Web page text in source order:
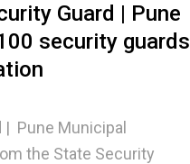
Guard | Pune
security guards
Pune Municipal
the State Security